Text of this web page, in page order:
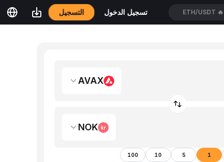
🔥
ETH/USDT تسجيل الدخول التسجيل
AVAX
NOK
1
5
10
100